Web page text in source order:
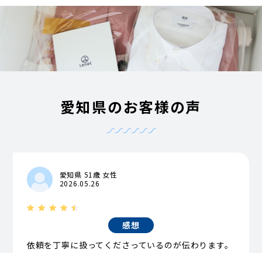
愛知県のお客様の声
愛知県 51歳 女性
2026.05.26
感想
依頼を丁寧に扱ってくださっているのが伝わります。